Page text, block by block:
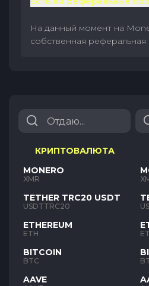
На данный момент на
собственная
КРИПТОВАЛЮТА
MONERO
XMR
TETHER TRC20 USDT
USDTTRC20
ETHEREUM
ETH
BITCOIN
BTC
AAVE